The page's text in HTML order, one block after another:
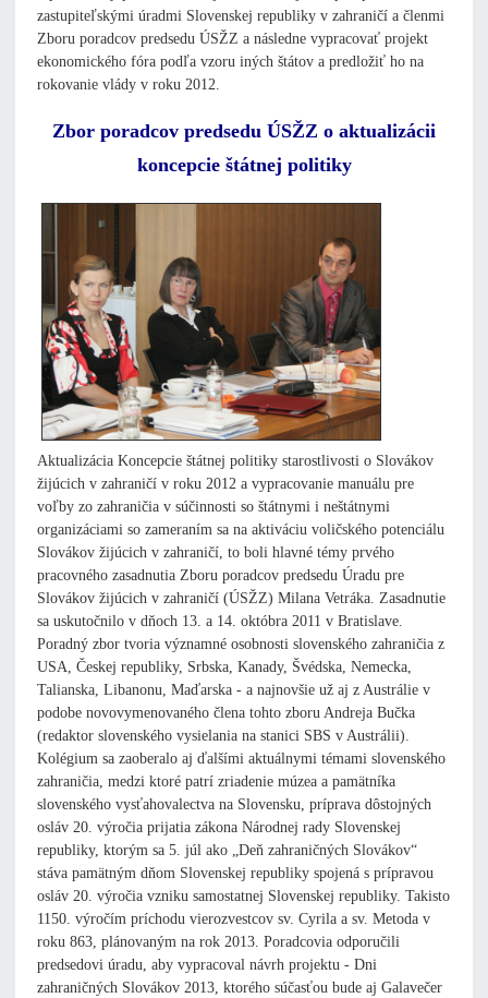
zastupiteľskými úradmi Slovenskej republiky v zahraničí a členmi
Zboru poradcov predsedu ÚSŽZ a následne vypracovať projekt
ekonomického fóra podľa vzoru iných štátov a predložiť ho na
rokovanie vlády v roku 2012.
Zbor poradcov predsedu ÚSŽZ o aktualizácii
koncepcie štátnej politiky
Aktualizácia Koncepcie štátnej politiky starostlivosti o Slovákov
žijúcich v zahraničí v roku 2012 a vypracovanie manuálu pre
voľby zo zahraničia v súčinnosti so štátnymi i neštátnymi
organizáciami so zameraním sa na aktiváciu voličského potenciálu
Slovákov žijúcich v zahraničí, to boli hlavné témy prvého
pracovného zasadnutia Zboru poradcov predsedu Úradu pre
Slovákov žijúcich v zahraničí (ÚSŽZ) Milana Vetráka. Zasadnutie
sa uskutočnilo v dňoch 13. a 14. októbra 2011 v Bratislave.
Poradný zbor tvoria významné osobnosti slovenského zahraničia z
USA, Českej republiky, Srbska, Kanady, Švédska, Nemecka,
Talianska, Libanonu, Maďarska - a najnovšie už aj z Austrálie v
podobe novovymenovaného člena tohto zboru Andreja Bučka
(redaktor slovenského vysielania na stanici SBS v Austrálii).
Kolégium sa zaoberalo aj ďalšími aktuálnymi témami slovenského
zahraničia, medzi ktoré patrí zriadenie múzea a pamätníka
slovenského vysťahovalectva na Slovensku, príprava dôstojných
osláv 20. výročia prijatia zákona Národnej rady Slovenskej
republiky, ktorým sa 5. júl ako „Deň zahraničných Slovákov“
stáva pamätným dňom Slovenskej republiky spojená s prípravou
osláv 20. výročia vzniku samostatnej Slovenskej republiky. Takisto
1150. výročím príchodu vierozvestcov sv. Cyrila a sv. Metoda v
roku 863, plánovaným na rok 2013. Poradcovia odporučili
predsedovi úradu, aby vypracoval návrh projektu - Dni
zahraničných Slovákov 2013, ktorého súčasťou bude aj Galavečer